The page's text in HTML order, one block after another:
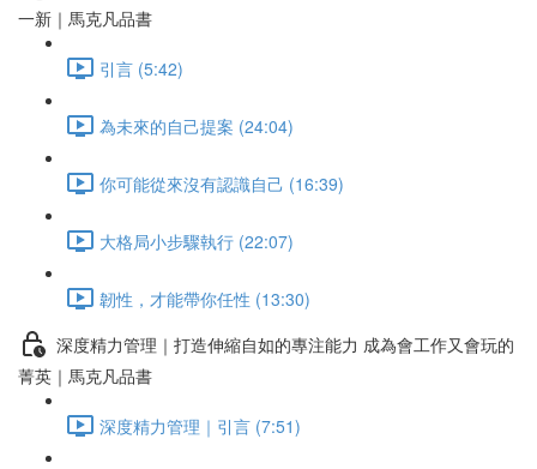
一新｜馬克凡品書
引言 (5:42)
為未來的自己提案 (24:04)
你可能從來沒有認識自己 (16:39)
大格局小步驟執行 (22:07)
韌性，才能帶你任性 (13:30)
深度精力管理｜打造伸縮自如的專注能力 成為會工作又會玩的
菁英｜馬克凡品書
深度精力管理｜引言 (7:51)